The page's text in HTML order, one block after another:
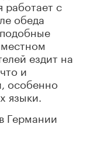
работает с
обеда
ездит на
и
особенно
языки.
Германии